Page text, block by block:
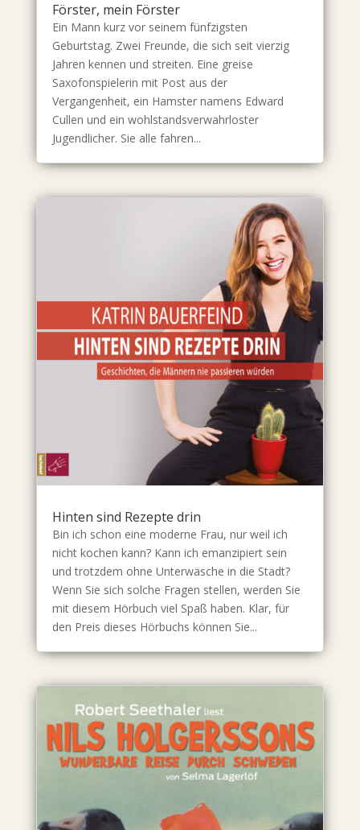
Förster, mein Förster
Ein Mann kurz vor seinem fünfzigsten
Geburtstag. Zwei Freunde, die sich seit vierzig
Jahren kennen und streiten. Eine greise
Saxofonspielerin mit Post aus der
Vergangenheit, ein Hamster namens Edward
Cullen und ein wohlstandsverwahrloster
Jugendlicher. Sie alle fahren...
Hinten sind Rezepte drin
Bin ich schon eine moderne Frau, nur weil ich
nicht kochen kann? Kann ich emanzipiert sein
und trotzdem ohne Unterwäsche in die Stadt?
Wenn Sie sich solche Fragen stellen, werden Sie
mit diesem Hörbuch viel Spaß haben. Klar, für
den Preis dieses Hörbuchs können Sie...